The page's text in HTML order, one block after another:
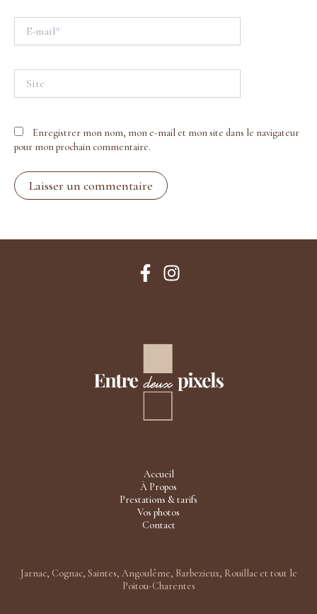
mail*
Enregistrer mon nom, mon e-mail et mon site dans le navigateur
pour mon prochain commentaire.
Accueil
À Propos
Prestations & tarifs
Vos photos
Contact
Jarnac, Cognac, Saintes, Angoulême, Barbezieux, Rouillac et tout le
Poitou-Charentes